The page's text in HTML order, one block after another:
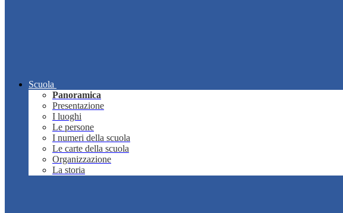
Scuola
Panoramica
Presentazione
I luoghi
Le persone
I numeri della scuola
Le carte della scuola
Organizzazione
La storia